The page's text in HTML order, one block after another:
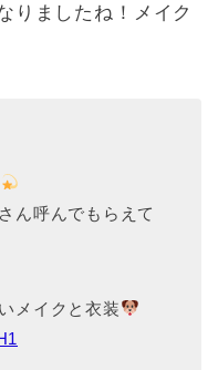
りましたね！メイク
ん呼んでもらえて
メイクと衣装